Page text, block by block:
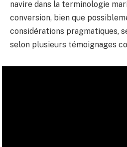
navire dans la terminologie
conversion, bien que
considérations pragmatiques,
selon plusieurs témoignages